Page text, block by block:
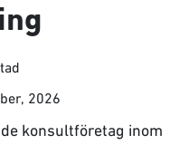
2026
konsultföretag inom